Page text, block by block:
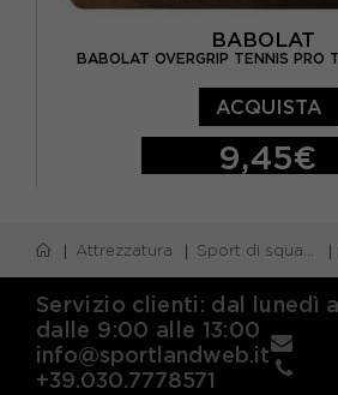
BABOLAT
BABOLAT OVERGRIP TENNIS PRO
ACQUISTA
9,45€
Attrezzatura Sport di squadra
Servizio clienti: dal lunedì
dalle 9:00 alle 13:00
info@sportlandweb.it
+39.030.7778571